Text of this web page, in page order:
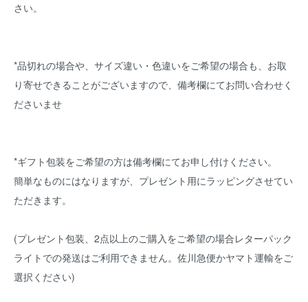
さい。
*品切れの場合や、サイズ違い・色違いをご希望の場合も、お取
り寄せできることがございますので、備考欄にてお問い合わせく
ださいませ
*ギフト包装をご希望の方は備考欄にてお申し付けください。
簡単なものにはなりますが、プレゼント用にラッピングさせてい
ただきます。
(プレゼント包装、2点以上のご購入をご希望の場合レターパック
ライトでの発送はご利用できません。佐川急便かヤマト運輸をご
選択ください)